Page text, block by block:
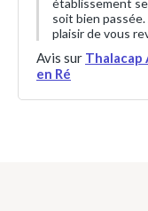
établissement se
soit bien passée.
plaisir de vous
Avis sur Thalacap
en Ré